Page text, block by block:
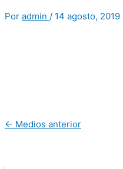
Por admin / 14 agosto, 2019
← Medios anterior